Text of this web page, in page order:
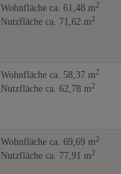
Wohnfläche ca. 61,48 m2
Nutzfläche ca. 71,62 m2
Wohnfläche ca. 58,37 m2
Nutzfläche ca. 62,78 m2
Wohnfläche ca. 69,69 m2
Nutzfläche ca. 77,91 m2